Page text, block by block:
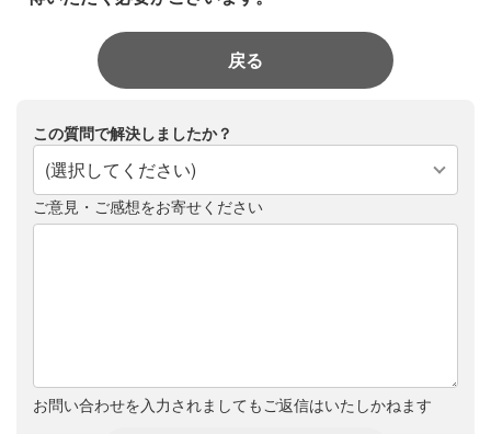
戻る
この質問で解決しましたか？
(選択してください)
ご意見・ご感想をお寄せください
お問い合わせを入力されましてもご返信はいたしかねます